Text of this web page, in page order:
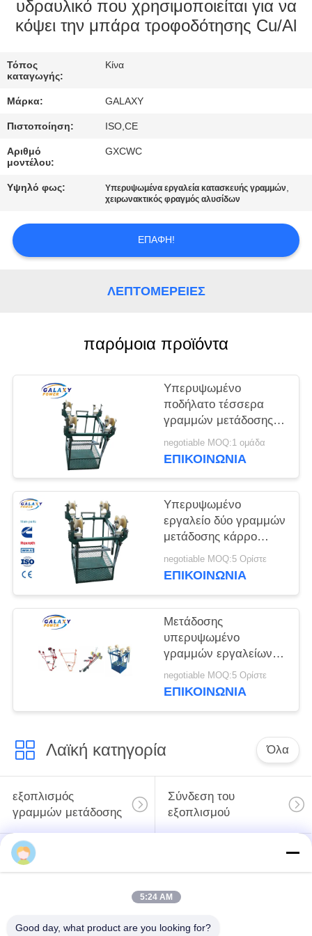
ΈΛΕΓΧΟΣ
ΕΠΙΚΟΙΝΩΝΉΣΤΕ
ΜΑΖΊ
ΜΑΣ
ΕΙΔΉΣΕΙΣ
ΥΠΟΘΈΣΕΙΣ
υδραυλικό που χρησιμοποιείται για να
κόψει την μπάρα τροφοδότησης Cu/Al
Τόπος
καταγωγής:
Κίνα
Μάρκα: GALAXY
Πιστοποίηση: ISO,CE
Αριθμό
μοντέλου:
GXCWC
Υψηλό φως: Υπερυψωμένα εργαλεία κατασκευής γραμμών,
χειρωνακτικός φραγμός αλυσίδων
ΕΠΑΦΉ!
ΛΕΠΤΟΜΈΡΕΙΕΣ
παρόμοια προϊόντα
Υπερυψωμένο
ποδήλατο τέσσερα
γραμμών μετάδοσης
κάρρο γραμμών
δεσμών αγωγών
negotiable MOQ:1 ομάδα
ΕΠΙΚΟΙΝΩΝΊΑ
Υπερυψωμένο
εργαλείο δύο γραμμών
μετάδοσης κάρρο
γραμμών δεσμών
αγωγών
negotiable MOQ:5 Ορίστε
ΕΠΙΚΟΙΝΩΝΊΑ
Μετάδοσης
υπερυψωμένο
γραμμών εργαλείων
δίδυμο ποδήλατο
γραμμών αγωγών
negotiable MOQ:5 Ορίστε
ΕΠΙΚΟΙΝΩΝΊΑ
Λαϊκή κατηγορία Όλα
εξοπλισμός
γραμμών μετάδοσης
Σύνδεση του
εξοπλισμού
ηλεκτροφόρο
καλώδιο που δένει
εργαλείο γραμμών
5:24 AM
Good day, what product are you looking for?